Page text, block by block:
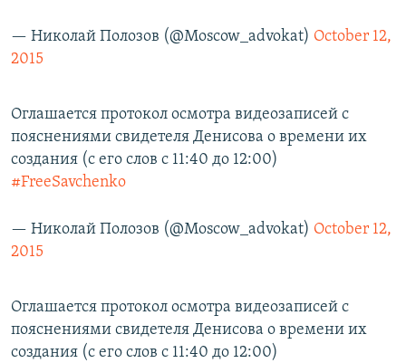
— Николай Полозов (@Moscow_advokat) October 12,
2015
Оглашается протокол осмотра видеозаписей с
пояснениями свидетеля Денисова о времени их
создания (c его слов с 11:40 до 12:00)
#FreeSavchenko
— Николай Полозов (@Moscow_advokat) October 12,
2015
Оглашается протокол осмотра видеозаписей с
пояснениями свидетеля Денисова о времени их
создания (c его слов с 11:40 до 12:00)